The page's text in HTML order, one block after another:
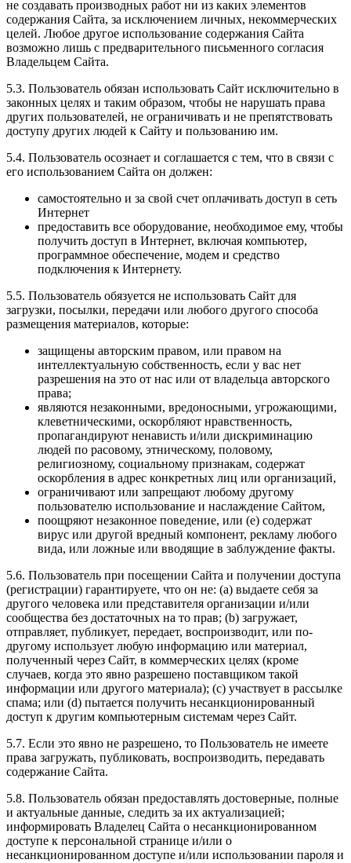
не создавать производных работ ни из каких элементов
содержания Сайта, за исключением личных, некоммерческих
целей. Любое другое использование содержания Сайта
возможно лишь с предварительного письменного согласия
Владельцем Сайта.
5.3. Пользователь обязан использовать Сайт исключительно в
законных целях и таким образом, чтобы не нарушать права
других пользователей, не ограничивать и не препятствовать
доступу других людей к Сайту и пользованию им.
5.4. Пользователь осознает и соглашается с тем, что в связи с
его использованием Сайта он должен:
самостоятельно и за свой счет оплачивать доступ в сеть
Интернет
предоставить все оборудование, необходимое ему, чтобы
получить доступ в Интернет, включая компьютер,
программное обеспечение, модем и средство
подключения к Интернету.
5.5. Пользователь обязуется не использовать Сайт для
загрузки, посылки, передачи или любого другого способа
размещения материалов, которые:
защищены авторским правом, или правом на
интеллектуальную собственность, если у вас нет
разрешения на это от нас или от владельца авторского
права;
являются незаконными, вредоносными, угрожающими,
клеветническими, оскорбляют нравственность,
пропагандируют ненависть и/или дискриминацию
людей по расовому, этническому, половому,
религиозному, социальному признакам, содержат
оскорбления в адрес конкретных лиц или организаций,
ограничивают или запрещают любому другому
пользователю использование и наслаждение Сайтом,
поощряют незаконное поведение, или (e) содержат
вирус или другой вредный компонент, рекламу любого
вида, или ложные или вводящие в заблуждение факты.
5.6. Пользователь при посещении Сайта и получении доступа
(регистрации) гарантируете, что он не: (a) выдаете себя за
другого человека или представителя организации и/или
сообщества без достаточных на то прав; (b) загружает,
отправляет, публикует, передает, воспроизводит, или по-
другому использует любую информацию или материал,
полученный через Сайт, в коммерческих целях (кроме
случаев, когда это явно разрешено поставщиком такой
информации или другого материала); (c) участвует в рассылке
спама; или (d) пытается получить несанкционированный
доступ к другим компьютерным системам через Сайт.
5.7. Если это явно не разрешено, то Пользователь не имеете
права загружать, публиковать, воспроизводить, передавать
содержание Сайта.
5.8. Пользователь обязан предоставлять достоверные, полные
и актуальные данные, следить за их актуализацией;
информировать Владелец Сайта о несанкционированном
доступе к персональной странице и/или о
несанкционированном доступе и/или использовании пароля и